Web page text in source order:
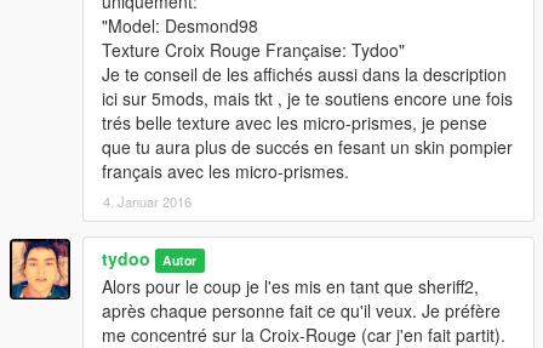
"Model: Desmond98
Texture Croix Rouge Française: Tydoo"
Je te conseil de les affichés aussi dans la description
ici sur 5mods, mais tkt , je te soutiens encore une fois
trés belle texture avec les micro-prismes, je pense
que tu aura plus de succés en fesant un skin pompier
français avec les micro-prismes.
4. Januar 2016
tydoo Autor
Alors pour le coup je l'es mis en tant que sheriff2,
après chaque personne fait ce qu'il veux. Je préfère
me concentré sur la Croix-Rouge (car j'en fait partit).